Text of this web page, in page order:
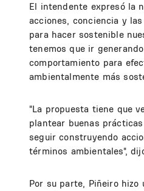
El intendente expresó la
acciones, conciencia y
para hacer sostenible
tenemos que ir
comportamiento para
ambientalmente más
"La propuesta tiene que
plantear buenas
seguir construyendo
términos ambientales",
Por su parte, Piñeiro hizo